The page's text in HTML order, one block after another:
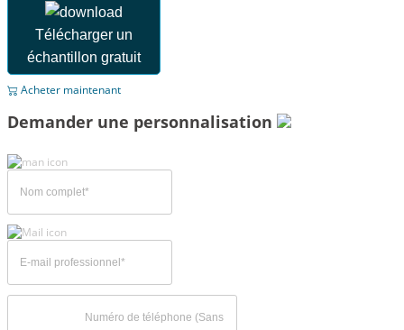
Télécharger un
échantillon gratuit
Acheter maintenant
Demander une personnalisation